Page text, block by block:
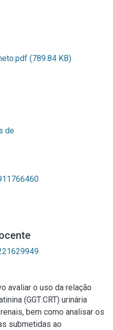
(789.84 KB)
de
avaliar o uso da relação
(GGT:CRT) urinária
bem como analisar os
submetidas ao